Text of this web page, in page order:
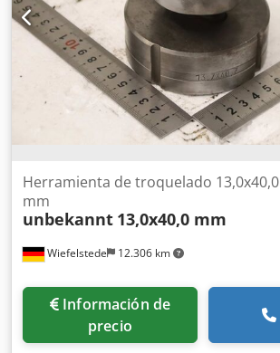
Wiefelstede 12.306 km
Herramienta de troquelado 13,0x40,0
mm
unbekannt 13,0x40,0 mm
Información de
precio